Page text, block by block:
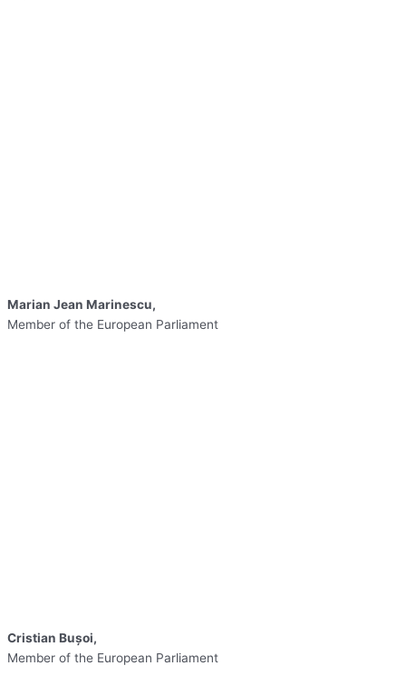
Marian Jean Marinescu,
Member of the European Parliament
Cristian Buşoi,
Member of the European Parliament